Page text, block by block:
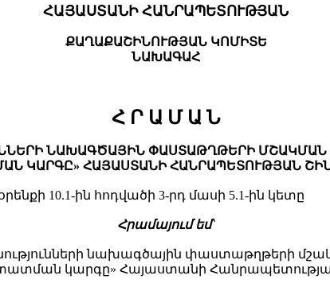
ՀԱՅԱՍՏԱՆԻ ՀԱՆՐԱՊԵՏՈՒԹՅԱՆ
ՔԱՂԱՔԱՇԻՆՈՒԹՅԱՆ ԿՈՄԻՏԵ
ՆԱԽԱԳԱՀ
Հ Ր Ա Մ Ա Ն
ՆԱԽԱԳԾԱՅԻՆ ՓԱՍՏԱԹՂԹԵՐԻ
ԿԱՐԳԸ» ՀԱՅԱՍՏԱՆԻ ՀԱՆՐԱՊԵՏՈՒԹՅԱՆ
10.1-ին հոդվածի 3-րդ մասի 5.1-ին կետը
Հրամայում եմ`
նախագծային փաստաթղթերի
կարգը» Հայաստանի